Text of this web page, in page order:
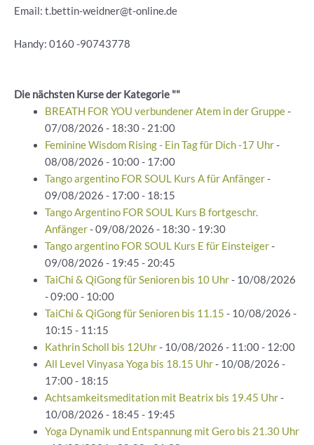
Email: t.bettin-weidner@t-online.de
Handy: 0160 -90743778
Die nächsten Kurse der Kategorie ""
BREATH FOR YOU verbundener Atem in der Gruppe-
07/08/2026 - 18:30 - 21:00
Feminine Wisdom Rising - Ein Tag für Dich -17 Uhr-
08/08/2026 - 10:00 - 17:00
Tango argentino FOR SOUL Kurs A für Anfänger-
09/08/2026 - 17:00 - 18:15
Tango Argentino FOR SOUL Kurs B fortgeschr.
Anfänger- 09/08/2026 - 18:30 - 19:30
Tango argentino FOR SOUL Kurs E für Einsteiger-
09/08/2026 - 19:45 - 20:45
TaiChi & QiGong für Senioren bis 10 Uhr- 10/08/2026
- 09:00 - 10:00
TaiChi & QiGong für Senioren bis 11.15 - 10/08/2026 -
10:15 - 11:15
Kathrin Scholl bis 12Uhr- 10/08/2026 - 11:00 - 12:00
All Level Vinyasa Yoga bis 18.15 Uhr- 10/08/2026 -
17:00 - 18:15
Achtsamkeitsmeditation mit Beatrix bis 19.45 Uhr-
10/08/2026 - 18:45 - 19:45
Yoga Dynamik und Entspannung mit Gero bis 21.30 Uhr